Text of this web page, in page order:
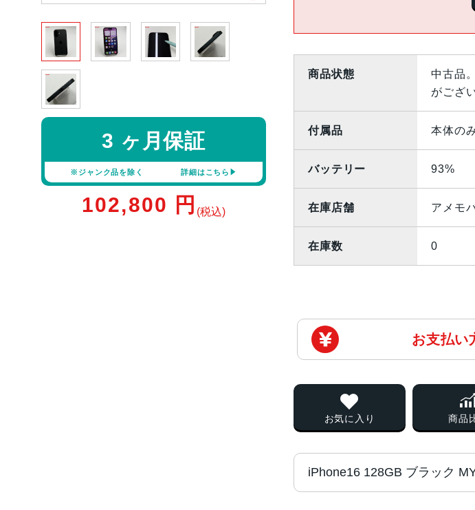
3 ヶ月保証
※ジャンク品を除く 詳細はこちら
102,800 円 (税込)
商品状態
中古品
がござ
付属品 本体の
バッテリー 93%
在庫店舗 アメモ
在庫数 0
お支払い
お気に入り 商品
iPhone16 128GB ブラック